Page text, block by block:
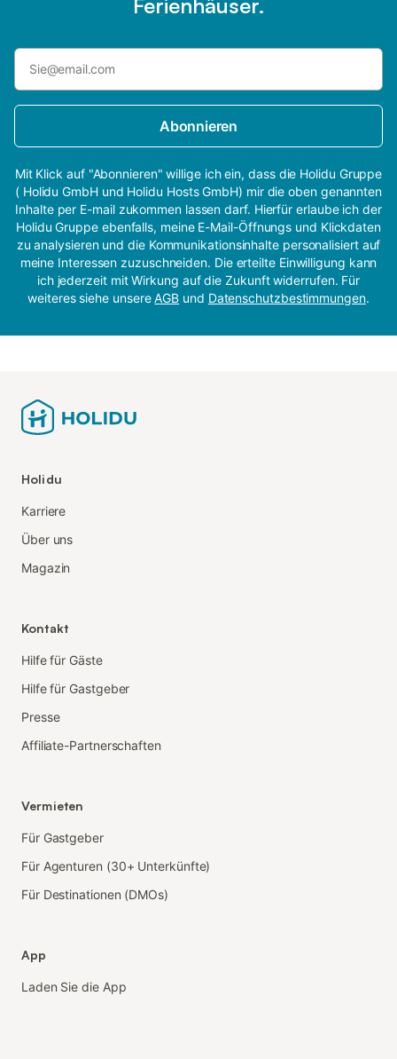
Abonnieren
Mit Klick auf "Abonnieren" willige ich ein, dass die Holidu Gruppe
( Holidu GmbH und Holidu Hosts GmbH) mir die oben genannten
Inhalte per E-mail zukommen lassen darf. Hierfür erlaube ich der
Holidu Gruppe ebenfalls, meine E-Mail-Öffnungs und Klickdaten
zu analysieren und die Kommunikationsinhalte personalisiert auf
meine Interessen zuzuschneiden. Die erteilte Einwilligung kann
ich jederzeit mit Wirkung auf die Zukunft widerrufen. Für
weiteres siehe unsereAGB und Datenschutzbestimmungen.
Holidu
Karriere
Über uns
Magazin
Kontakt
Hilfe für Gäste
Hilfe für Gastgeber
Presse
Affiliate-Partnerschaften
Vermieten
Für Gastgeber
Für Agenturen (30+ Unterkünfte)
Für Destinationen (DMOs)
App
Laden Sie die App